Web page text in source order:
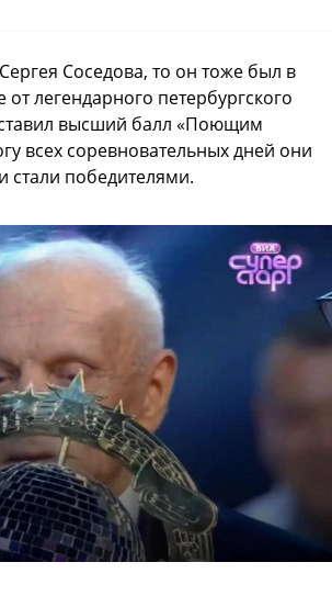
Соседова, то он тоже был в
легендарного петербургского
высший балл «Поющим
всех соревновательных дней они
стали победителями.